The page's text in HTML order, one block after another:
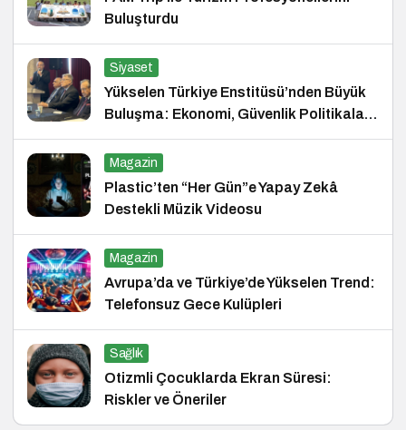
Buluşturdu
Siyaset
Yükselen Türkiye Enstitüsü’nden Büyük
Buluşma: Ekonomi, Güvenlik Politikaları
ve Hukuk Konferansı
Magazin
Plastic’ten “Her Gün”e Yapay Zekâ
Destekli Müzik Videosu
Magazin
Avrupa’da ve Türkiye’de Yükselen Trend:
Telefonsuz Gece Kulüpleri
Sağlık
Otizmli Çocuklarda Ekran Süresi:
Riskler ve Öneriler